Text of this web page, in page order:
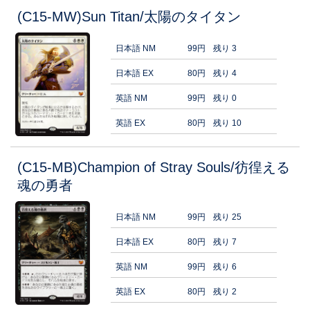
(C15-MW)Sun Titan/太陽のタイタン
日本語 NM 99円 残り 3
日本語 EX 80円 残り 4
英語 NM 99円 残り 0
英語 EX 80円 残り 10
(C15-MB)Champion of Stray Souls/彷徨える
魂の勇者
日本語 NM 99円 残り 25
日本語 EX 80円 残り 7
英語 NM 99円 残り 6
英語 EX 80円 残り 2